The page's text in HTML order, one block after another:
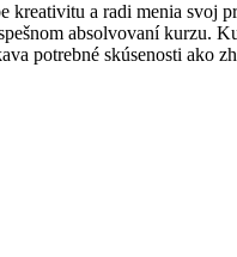
a radi menia svoj
absolvovaní kurzu.
potrebné skúsenosti ako